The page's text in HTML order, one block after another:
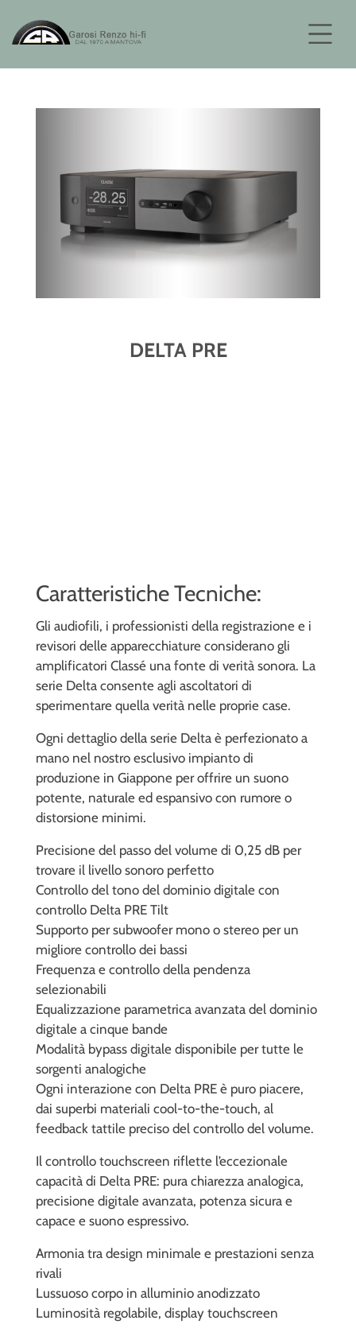
DELTA PRE
Caratteristiche Tecniche:
Gli audiofili, i professionisti della registrazione e i
revisori delle apparecchiature considerano gli
amplificatori Classé una fonte di verità sonora. La
serie Delta consente agli ascoltatori di
sperimentare quella verità nelle proprie case.
Ogni dettaglio della serie Delta è perfezionato a
mano nel nostro esclusivo impianto di
produzione in Giappone per offrire un suono
potente, naturale ed espansivo con rumore o
distorsione minimi.
Precisione del passo del volume di 0,25 dB per
trovare il livello sonoro perfetto
Controllo del tono del dominio digitale con
controllo Delta PRE Tilt
Supporto per subwoofer mono o stereo per un
migliore controllo dei bassi
Frequenza e controllo della pendenza
selezionabili
Equalizzazione parametrica avanzata del dominio
digitale a cinque bande
Modalità bypass digitale disponibile per tutte le
sorgenti analogiche
Ogni interazione con Delta PRE è puro piacere,
dai superbi materiali cool-to-the-touch, al
feedback tattile preciso del controllo del volume.
Il controllo touchscreen riflette l’eccezionale
capacità di Delta PRE: pura chiarezza analogica,
precisione digitale avanzata, potenza sicura e
capace e suono espressivo.
Armonia tra design minimale e prestazioni senza
rivali
Lussuoso corpo in alluminio anodizzato
Luminosità regolabile, display touchscreen